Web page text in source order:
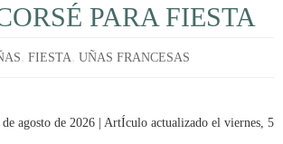
PARA FIESTA
,FIESTA,UÑAS FRANCESAS
de agosto de 2026 | ArtÍculo actualizado el viernes, 5